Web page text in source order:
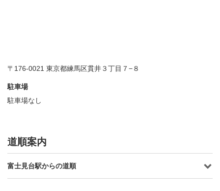
〒176-0021 東京都練馬区貫井３丁目７−８
駐車場
駐車場なし
道順案内
富士見台駅からの道順